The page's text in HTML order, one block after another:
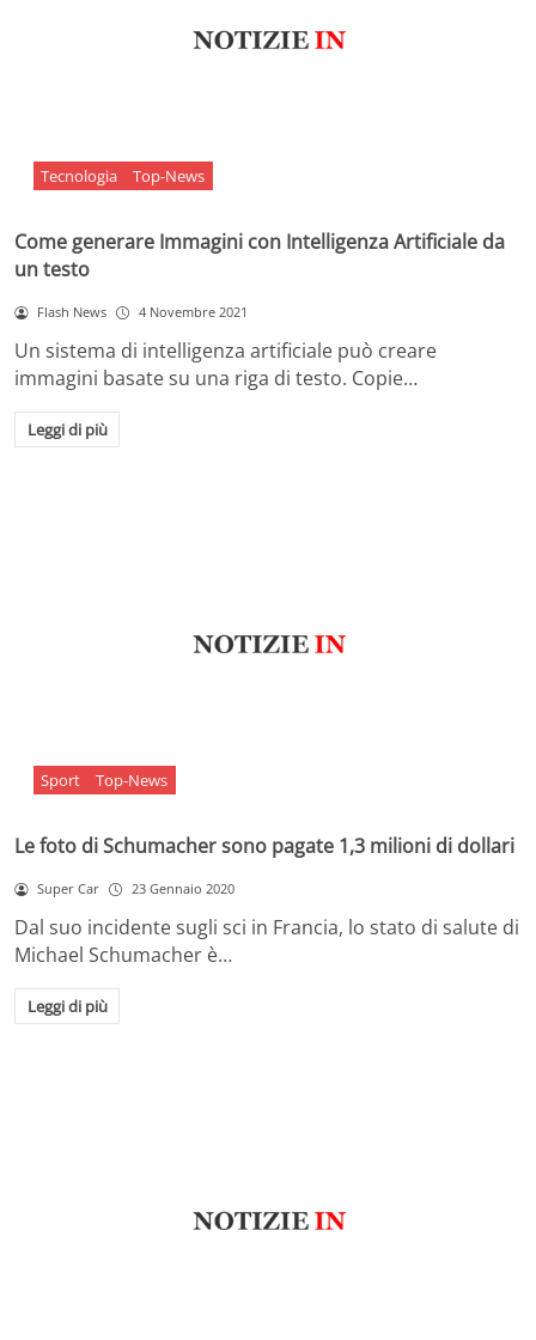
Tecnologia Top-News
Come generare Immagini con Intelligenza Artificiale da
un testo
Flash News 4 Novembre 2021
Un sistema di intelligenza artificiale può creare
immagini basate su una riga di testo. Copie…
Leggi di più
Sport Top-News
Le foto di Schumacher sono pagate 1,3 milioni di dollari
Super Car 23 Gennaio 2020
Dal suo incidente sugli sci in Francia, lo stato di salute di
Michael Schumacher è…
Leggi di più